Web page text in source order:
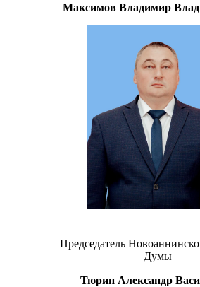
Максимов Владимир
Председатель
Думы
Тюрин Александр